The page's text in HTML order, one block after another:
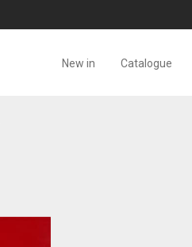
New in Catalogue